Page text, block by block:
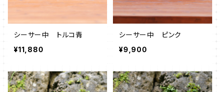
シーサー中 トルコ青
¥11,880
シーサー中 ピンク
¥9,900